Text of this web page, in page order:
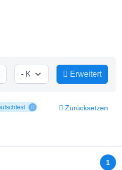
Erweitert
Zurücksetzen
1